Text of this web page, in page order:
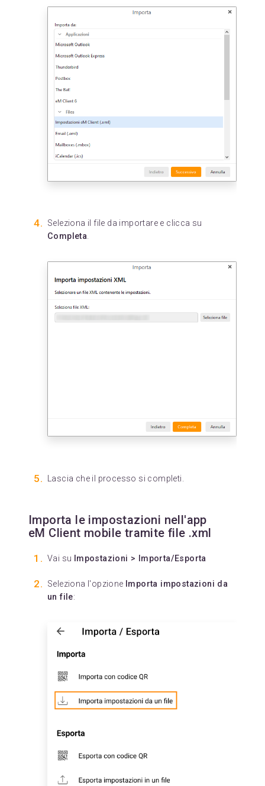
Seleziona il file da importare e clicca su
Completa
Lascia che il processo si completi.
Importa le impostazioni nell'app
eM Client mobile tramite file .xml
Vai su Impostazioni > Importa/Esporta
Seleziona l'opzione Importa impostazioni da
un file: